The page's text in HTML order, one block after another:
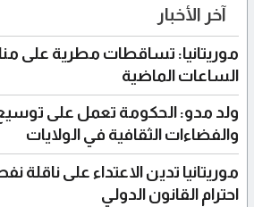
آخر الأخبار
موريتانيا: تساقطات مطرية على
الساعات الماضية
ولد مدو: الحكومة تعمل على
والفضاءات الثقافية في الولايات
موريتانيا تدين الاعتداء على ناقلة
احترام القانون الدولي